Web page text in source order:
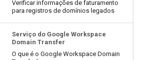
Verificar informações de faturamento
para registros de domínios legados
Serviço do Google Workspace
Domain Transfer
O que é o Google Workspace Domain